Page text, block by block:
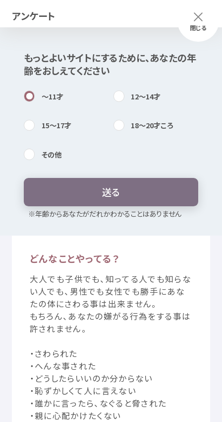
内検索
お気に入り
つかいかた
気持ちをはきだす サイト内検索
気に入り お知らせ
利用規約
プライバシーポリシー 認定サービスとは
Mexへのお問い合わせ
ふりがな つかいかた メニュー
閉じる
アンケート
もっとよいサイトにするために、あなたの年
齢をおしえてください
〜11才 12〜14才
15〜17才 18〜20才ころ
その他
送る
※年齢からあなたがだれかわかることはありません
このページは公開情報をもとに
Mexで作成
みえ性暴力被害者支援センター よ
電話
性被害・わいせつ
どんなことやってる？
大人でも子供でも、 知ってる人でも知らな
い人でも、 男性でも女性でも勝手にあな
たの体にさわる事は出来 ません。
もちろん、あなたの嫌がる行為をする事は
許されません。
・さわられた
・へんな事された
・どうしたらいいのか分からない
・恥ずかしくて人に言えない
・誰かに言ったら、なぐると脅された
・親に心配かけたくない